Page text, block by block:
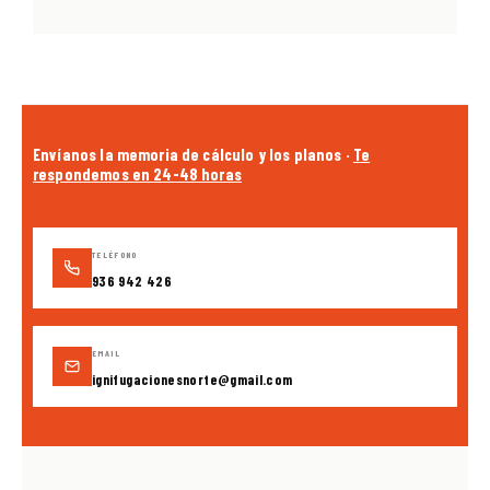
Envíanos la memoria de cálculo y los planos · Te
respondemos en 24-48 horas
TELÉFONO
936 942 426
EMAIL
ignifugacionesnorte@gmail.com